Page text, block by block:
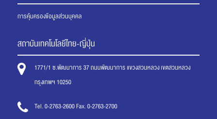
การคุ้มครองข้อมูลส่วนบุคคล
สถาบันเทคโนโลยีไทย-ญี่ปุ่น
1771/1 ซ.พัฒนาการ 37 ถนนพัฒนาการ แขวงสวนหลวง เขตสวนหลวง
กรุงเทพฯ 10250
Tel. 0-2763-2600 Fax. 0-2763-2700